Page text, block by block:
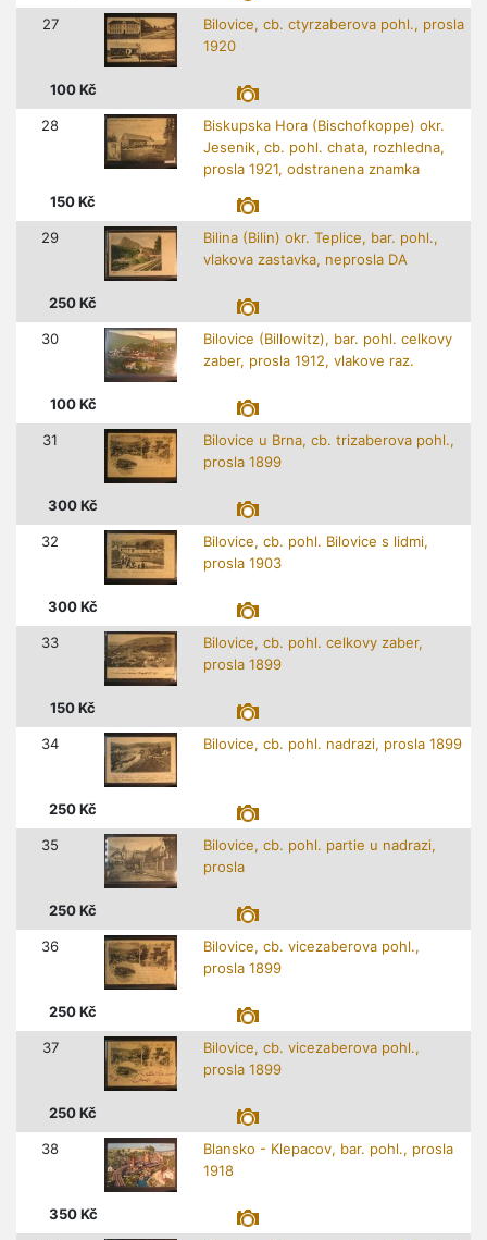
27
Bilovice, cb. ctyrzaberova pohl., prosla
1920
100 Kč
28
Biskupska Hora (Bischofkoppe) okr.
Jesenik, cb. pohl. chata, rozhledna,
prosla 1921, odstranena znamka
150 Kč
29
Bilina (Bilin) okr. Teplice, bar. pohl.,
vlakova zastavka, neprosla DA
250 Kč
30
Bilovice (Billowitz), bar. pohl. celkovy
zaber, prosla 1912, vlakove raz.
100 Kč
31
Bilovice u Brna, cb. trizaberova pohl.,
prosla 1899
300 Kč
32
Bilovice, cb. pohl. Bilovice s lidmi,
prosla 1903
300 Kč
33
Bilovice, cb. pohl. celkovy zaber,
prosla 1899
150 Kč
34 Bilovice, cb. pohl. nadrazi, prosla 1899
250 Kč
35
Bilovice, cb. pohl. partie u nadrazi,
prosla
250 Kč
36
Bilovice, cb. vicezaberova pohl.,
prosla 1899
250 Kč
37
Bilovice, cb. vicezaberova pohl.,
prosla 1899
250 Kč
38
Blansko - Klepacov, bar. pohl., prosla
1918
350 Kč